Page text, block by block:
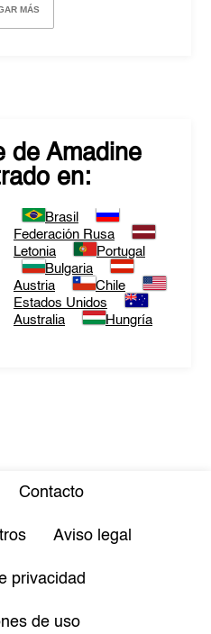
MÁS
de Amadine
en:
Brasil
Federación Rusa
Letonia
Portugal
Bulgaria
Austria
Chile
Estados Unidos
Australia
Hungría
Contacto
Aviso legal
privacidad
de uso